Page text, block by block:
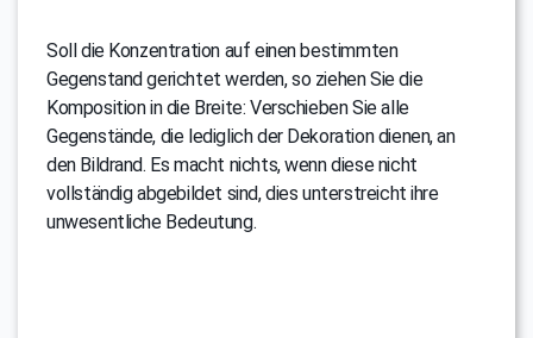
Soll die Konzentration auf einen bestimmten
Gegenstand gerichtet werden, so ziehen Sie die
Komposition in die Breite: Verschieben Sie alle
Gegenstände, die lediglich der Dekoration dienen, an
den Bildrand. Es macht nichts, wenn diese nicht
vollständig abgebildet sind, dies unterstreicht ihre
unwesentliche Bedeutung.